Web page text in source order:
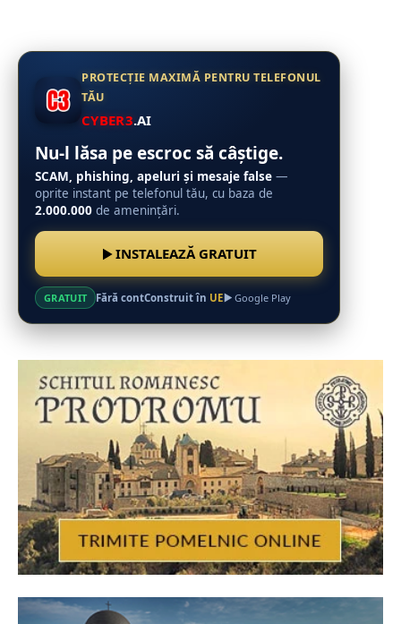
PROTECȚIE MAXIMĂ PENTRU TELEFONUL
TĂU
CYBER3.AI
Nu-l lăsa pe escroc să câștige.
SCAM, phishing, apeluri și mesaje false —
oprite instant pe telefonul tău, cu baza de
2.000.000 de amenințări.
INSTALEAZĂ GRATUIT
GRATUIT Fără contConstruit în UE Google Play